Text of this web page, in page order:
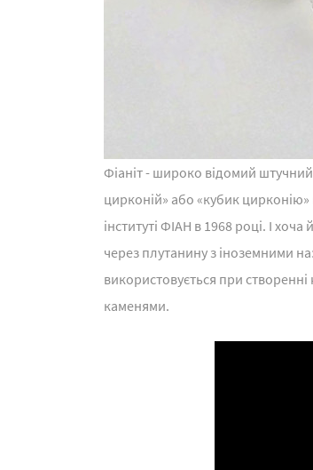
Фіаніт - широко відомий
цирконій» або «кубик
інституті ФІАН в 1968 році. І
через плутанину з іноземними
використовується при
каменями.